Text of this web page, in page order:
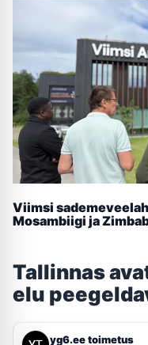
Viimsi
Mosambiigi ja
Tallinnas
elu
yg6.ee toimetus